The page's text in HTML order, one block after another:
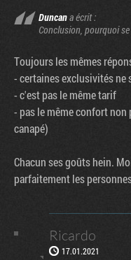
Duncana écrit :
Conclusion, pourquoi
Toujours les mêmes
- certaines exclusivités ne
- c'est pas le même tarif
- pas le même confort
canapé)
Chacun ses goûts hein.
parfaitement les
Ricardo
17.01.2021